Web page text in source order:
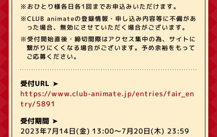
※おひとり様各日各1回までお申込みいただけます。
※CLUB animateの登録情報・申し込み内容等に不備があ
った場合、無効にさせていただく場合がございます。
※受付開始直後・締切間際はアクセス集中の為、サイトに
繋がりにくくなる場合がございます。予め余裕をもって
ご応募ください。
受付URL
https://www.club-animate.jp/entries/fair_en
try/5891
受付期間
2023年7月14日(金) 13:00～7月20日(木) 23:59